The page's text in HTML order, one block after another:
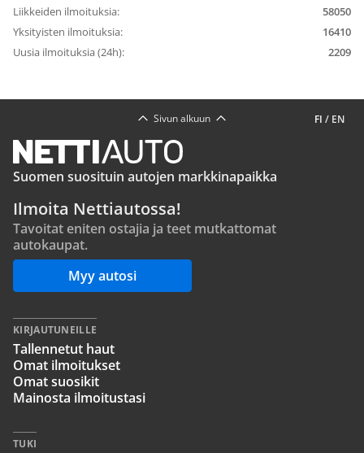
Liikkeiden ilmoituksia:
58050
Yksityisten ilmoituksia:
16410
Uusia ilmoituksia (24h):
2209
FI / EN
Sivun alkuun
Suomen suosituin autojen markkinapaikka
Ilmoita Nettiautossa!
Tavoitat eniten ostajia ja teet mutkattomat
autokaupat.
Myy autosi
KIRJAUTUNEILLE
Tallennetut haut
Omat ilmoitukset
Omat suosikit
Mainosta ilmoitustasi
TUKI